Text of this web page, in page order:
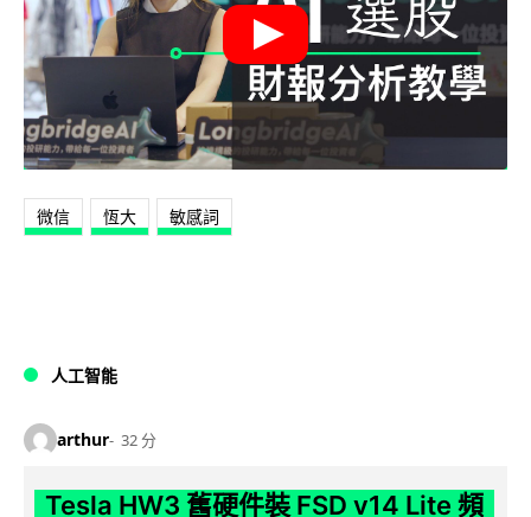
微信 恆大 敏感詞
人工智能
arthur 32 分
Tesla HW3 舊硬件裝 FSD v14 Lite 頻